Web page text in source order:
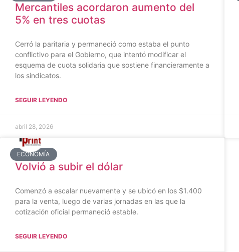
Mercantiles acordaron aumento del
5% en tres cuotas
Cerró la paritaria y permaneció como estaba el punto
conflictivo para el Gobierno, que intentó modificar el
esquema de cuota solidaria que sostiene financieramente a
los sindicatos.
SEGUIR LEYENDO
abril 28, 2026
ECONOMÍA
Volvió a subir el dólar
Comenzó a escalar nuevamente y se ubicó en los $1.400
para la venta, luego de varias jornadas en las que la
cotización oficial permaneció estable.
SEGUIR LEYENDO